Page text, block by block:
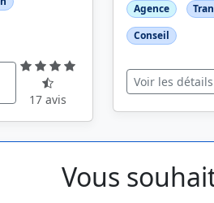
17 avis
Agence
Conseil
Voir les détails
Vous